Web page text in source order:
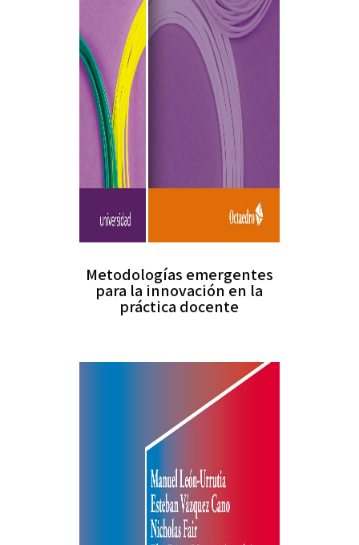
Metodologías emergentes
para la innovación en la
práctica docente